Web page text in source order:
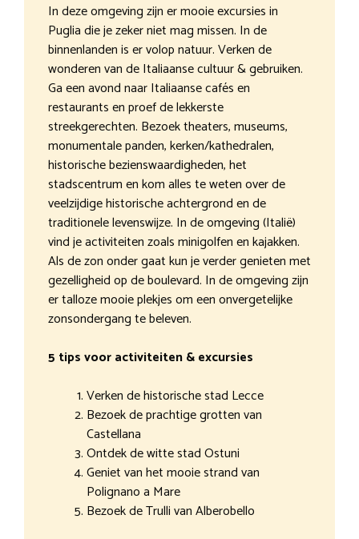
In deze omgeving zijn er mooie excursies in
Puglia die je zeker niet mag missen. In de
binnenlanden is er volop natuur. Verken de
wonderen van de Italiaanse cultuur & gebruiken.
Ga een avond naar Italiaanse cafés en
restaurants en proef de lekkerste
streekgerechten. Bezoek theaters, museums,
monumentale panden, kerken/kathedralen,
historische bezienswaardigheden, het
stadscentrum en kom alles te weten over de
veelzijdige historische achtergrond en de
traditionele levenswijze. In de omgeving (Italië)
vind je activiteiten zoals minigolfen en kajakken.
Als de zon onder gaat kun je verder genieten met
gezelligheid op de boulevard. In de omgeving zijn
er talloze mooie plekjes om een onvergetelijke
zonsondergang te beleven.
5 tips voor activiteiten & excursies
Verken de historische stad Lecce
Bezoek de prachtige grotten van
Castellana
Ontdek de witte stad Ostuni
Geniet van het mooie strand van
Polignano a Mare
Bezoek de Trulli van Alberobello